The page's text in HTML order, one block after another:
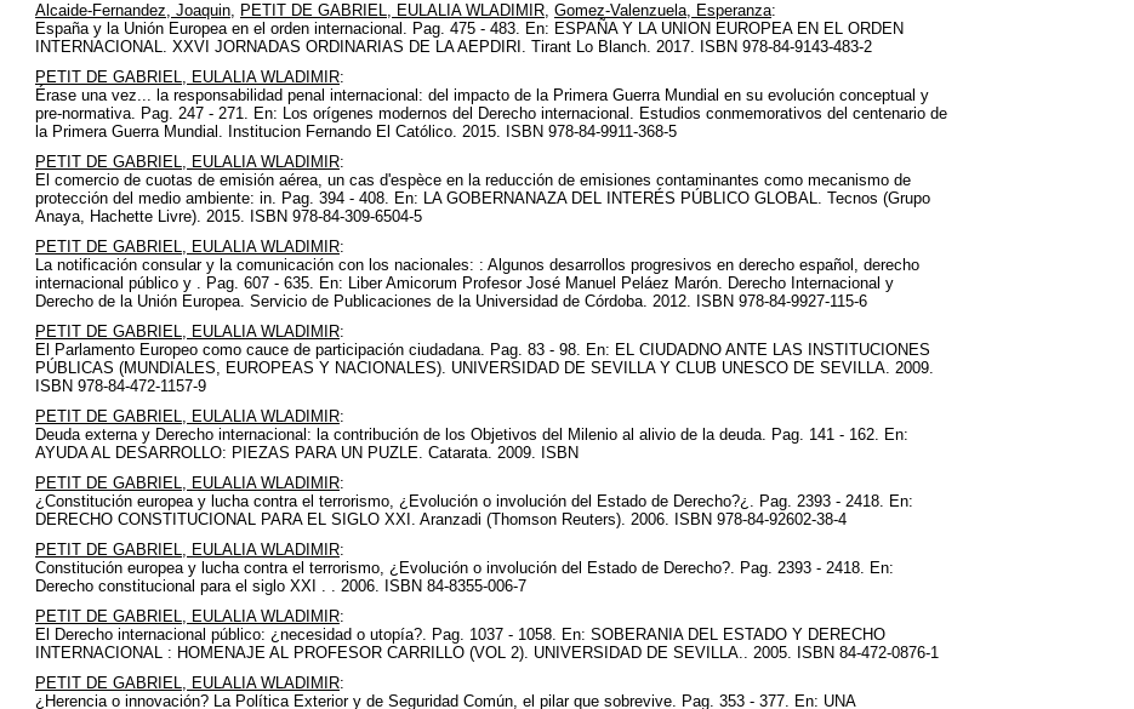
Alcaide-Fernandez, Joaquin, PETIT DE GABRIEL, EULALIA WLADIMIR, Gomez-Valenzuela, Esperanza:
España y la Unión Europea en el orden internacional. Pag. 475 - 483. En: ESPAÑA Y LA UNION EUROPEA EN EL ORDEN
INTERNACIONAL. XXVI JORNADAS ORDINARIAS DE LA AEPDIRI. Tirant Lo Blanch. 2017. ISBN 978-84-9143-483-2
PETIT DE GABRIEL, EULALIA WLADIMIR:
Érase una vez... la responsabilidad penal internacional: del impacto de la Primera Guerra Mundial en su evolución conceptual y
pre-normativa. Pag. 247 - 271. En: Los orígenes modernos del Derecho internacional. Estudios conmemorativos del centenario de
la Primera Guerra Mundial. Institucion Fernando El Católico. 2015. ISBN 978-84-9911-368-5
PETIT DE GABRIEL, EULALIA WLADIMIR:
El comercio de cuotas de emisión aérea, un cas d'espèce en la reducción de emisiones contaminantes como mecanismo de
protección del medio ambiente: in. Pag. 394 - 408. En: LA GOBERNANAZA DEL INTERÉS PÚBLICO GLOBAL. Tecnos (Grupo
Anaya, Hachette Livre). 2015. ISBN 978-84-309-6504-5
PETIT DE GABRIEL, EULALIA WLADIMIR:
La notificación consular y la comunicación con los nacionales: : Algunos desarrollos progresivos en derecho español, derecho
internacional público y . Pag. 607 - 635. En: Liber Amicorum Profesor José Manuel Peláez Marón. Derecho Internacional y
Derecho de la Unión Europea. Servicio de Publicaciones de la Universidad de Córdoba. 2012. ISBN 978-84-9927-115-6
PETIT DE GABRIEL, EULALIA WLADIMIR:
El Parlamento Europeo como cauce de participación ciudadana. Pag. 83 - 98. En: EL CIUDADNO ANTE LAS INSTITUCIONES
PÚBLICAS (MUNDIALES, EUROPEAS Y NACIONALES). UNIVERSIDAD DE SEVILLA Y CLUB UNESCO DE SEVILLA. 2009.
ISBN 978-84-472-1157-9
PETIT DE GABRIEL, EULALIA WLADIMIR:
Deuda externa y Derecho internacional: la contribución de los Objetivos del Milenio al alivio de la deuda. Pag. 141 - 162. En:
AYUDA AL DESARROLLO: PIEZAS PARA UN PUZLE. Catarata. 2009. ISBN
PETIT DE GABRIEL, EULALIA WLADIMIR:
¿Constitución europea y lucha contra el terrorismo, ¿Evolución o involución del Estado de Derecho?¿. Pag. 2393 - 2418. En:
DERECHO CONSTITUCIONAL PARA EL SIGLO XXI. Aranzadi (Thomson Reuters). 2006. ISBN 978-84-92602-38-4
PETIT DE GABRIEL, EULALIA WLADIMIR:
Constitución europea y lucha contra el terrorismo, ¿Evolución o involución del Estado de Derecho?. Pag. 2393 - 2418. En:
Derecho constitucional para el siglo XXI . . 2006. ISBN 84-8355-006-7
PETIT DE GABRIEL, EULALIA WLADIMIR:
El Derecho internacional público: ¿necesidad o utopía?. Pag. 1037 - 1058. En: SOBERANIA DEL ESTADO Y DERECHO
INTERNACIONAL : HOMENAJE AL PROFESOR CARRILLO (VOL 2). UNIVERSIDAD DE SEVILLA.. 2005. ISBN 84-472-0876-1
PETIT DE GABRIEL, EULALIA WLADIMIR:
¿Herencia o innovación? La Política Exterior y de Seguridad Común, el pilar que sobrevive. Pag. 353 - 377. En: UNA